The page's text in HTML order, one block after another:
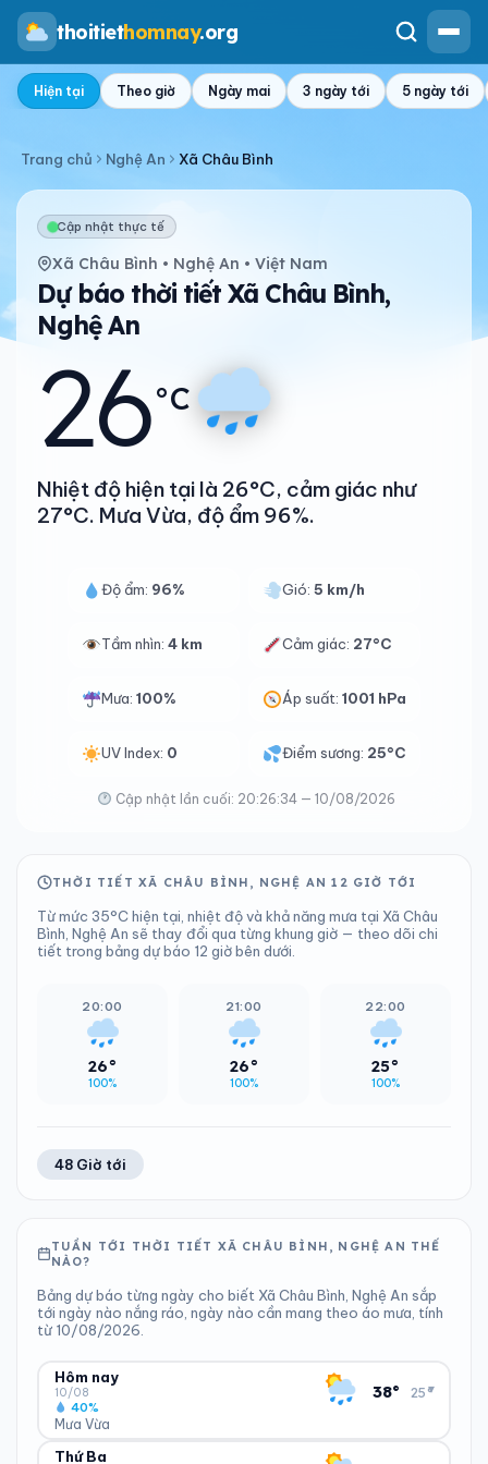
thoitiethomnay.org
Hiện tại Theo giờ Ngày mai 3 ngày tới 5 ngày tới
Trang chủ Nghệ An Xã Châu Bình
Cập nhật thực tế
Xã Châu Bình • Nghệ An • Việt Nam
Dự báo thời tiết Xã Châu Bình,
Nghệ An
26°C
Nhiệt độ hiện tại là 26°C, cảm giác như
27°C. Mưa Vừa, độ ẩm 96%.
Độ ẩm: 96% Gió:5 km/h
Tầm nhìn: 4 km Cảm giác: 27°C
Mưa: 100% Áp suất:1001 hPa
UV Index: 0 Điểm sương: 25°C
Cập nhật lần cuối: 20:26:34 — 10/08/2026
THỜI TIẾT XÃ CHÂU BÌNH, NGHỆ AN 12 GIỜ TỚI
Từ mức 35°C hiện tại, nhiệt độ và khả năng mưa tại Xã Châu
Bình, Nghệ An sẽ thay đổi qua từng khung giờ — theo dõi chi
tiết trong bảng dự báo 12 giờ bên dưới.
20:00
26°
100%
21:00
26°
100%
22:00
25°
100%
48 Giờ tới
TUẦN TỚI THỜI TIẾT XÃ CHÂU BÌNH, NGHỆ AN THẾ
NÀO?
Bảng dự báo từng ngày cho biết Xã Châu Bình, Nghệ An sắp
tới ngày nào nắng ráo, ngày nào cần mang theo áo mưa, tính
từ 10/08/2026.
Hôm nay
10/08
Mưa Vừa
40%
38° 25°
▾
ĐỘ ẨM
Thứ Ba